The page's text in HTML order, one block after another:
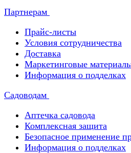
Партнерам
Прайс-листы
Условия сотрудничества
Доставка
Маркетинговые
Информация о подделках
Садоводам
Аптечка садовода
Комплексная защита
Безопасное применение
Информация о подделках